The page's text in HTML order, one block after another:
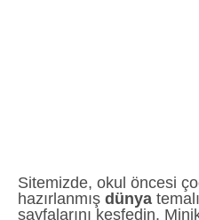
Sitemizde, okul öncesi
hazırlanmış dünya
sayfalarını keşfedin.